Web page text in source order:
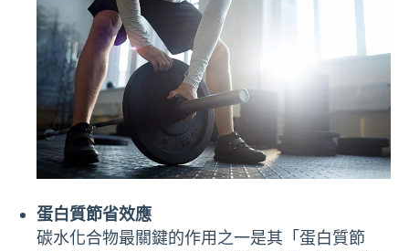
蛋白質節省效應
碳水化合物最關鍵的作用之一是其「蛋白質節